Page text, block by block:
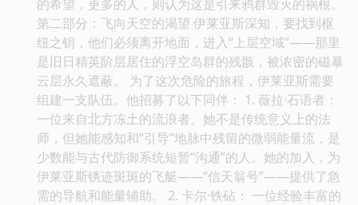
的希望，更多的人，则认为这是引来鸦群毁灭的祸根。
第二部分：飞向天空的渴望 伊莱亚斯深知，要找到枢
纽之钥，他们必须离开地面，进入“上层空域”——那里
是旧日精英阶层居住的浮空岛群的残骸，被浓密的磁暴
云层永久遮蔽。 为了这次危险的旅程，伊莱亚斯需要
组建一支队伍。他招募了以下同伴： 1. 薇拉·石语者：
一位来自北方冻土的流浪者。她不是传统意义上的法
师，但她能感知和“引导”地脉中残留的微弱能量流，是
少数能与古代防御系统短暂“沟通”的人。她的加入，为
伊莱亚斯锈迹斑斑的飞艇——“信天翁号”——提供了急
需的导航和能量辅助。 2. 卡尔·铁砧： 一位经验丰富的